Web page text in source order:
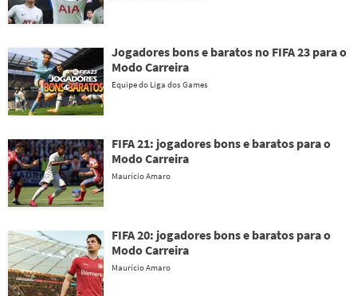
Jogadores bons e baratos no FIFA 23 para o
Modo Carreira
Equipe do Liga dos Games
FIFA 21: jogadores bons e baratos para o
Modo Carreira
Maurício Amaro
FIFA 20: jogadores bons e baratos para o
Modo Carreira
Maurício Amaro